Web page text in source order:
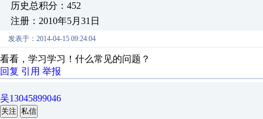
历史总积分：452
注册：2010年5月31日
发表于：2014-04-15 09:24:04
看看，学习学习！什么常见的问题？
回复 引用 举报
吴13045899046
关注 私信